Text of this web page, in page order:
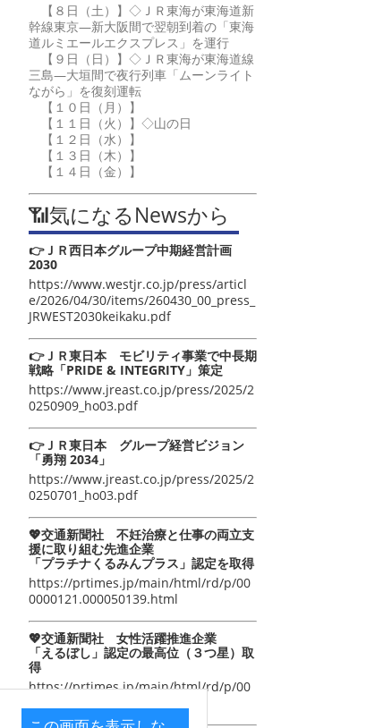
【８日（土）】◇ＪＲ東海が東海道新
幹線東京―新大阪間で翌朝到着の「東海
道ルミエールエクスプレス」を運行
【９日（日）】◇ＪＲ東海が東海道線
三島―大垣間で夜行列車「ムーンライト
ながら」を復刻運転
【１０日（月）】
【１１日（火）】◇山の日
【１２日（水）】
【１３日（木）】
【１４日（金）】
📶気になるNewsから
👉ＪＲ西日本グループ中期経営計画
2030
https://www.westjr.co.jp/press/articl
e/2026/04/30/items/260430_00_press_
JRWEST2030keikaku.pdf
👉ＪＲ東日本 モビリティ事業で中長期
戦略「PRIDE & INTEGRITY」策定
https://www.jreast.co.jp/press/2025/2
0250909_ho03.pdf
👉ＪＲ東日本 グループ経営ビジョン
「勇翔 2034」
https://www.jreast.co.jp/press/2025/2
0250701_ho03.pdf
💖交通新聞社 不妊治療と仕事の両立支
援に取り組む先進企業
「プラチナくるみんプラス」認定を取得
https://prtimes.jp/main/html/rd/p/00
0000121.000050139.html
💖交通新聞社 女性活躍推進企業
「えるぼし」認定の最高位（３つ星）取
得
https://prtimes.jp/main/html/rd/p/00